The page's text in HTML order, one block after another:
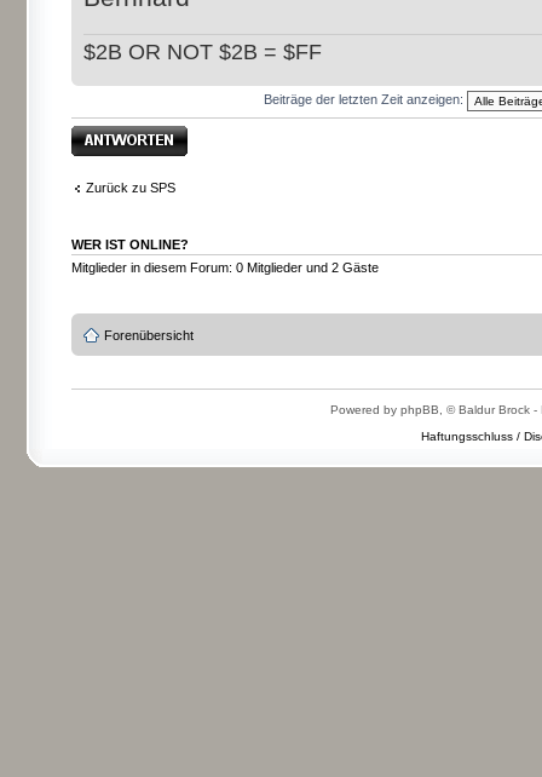
$2B OR NOT $2B = $FF
Beiträge der letzten Zeit anzeigen:
Antwort erstellen
Zurück zu SPS
WER IST ONLINE?
Mitglieder in diesem Forum: 0 Mitglieder und 2 Gäste
Forenübersicht
Powered by phpBB, © Baldur Brock -
Haftungsschluss /